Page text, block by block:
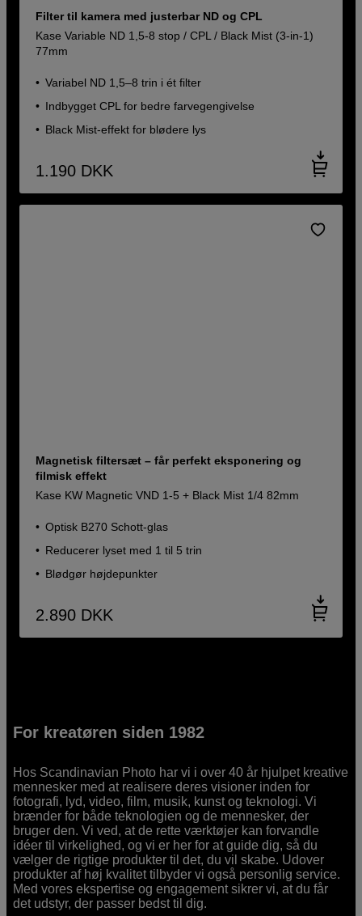
Filter til kamera med justerbar ND og CPL
Kase Variable ND 1,5-8 stop / CPL / Black Mist (3-in-1)
77mm
Variabel ND 1,5–8 trin i ét filter
Indbygget CPL for bedre farvegengivelse
Black Mist-effekt for blødere lys
1.190 DKK
Magnetisk filtersæt – får perfekt eksponering og
filmisk effekt
Kase KW Magnetic VND 1-5 + Black Mist 1/4 82mm
Optisk B270 Schott-glas
Reducerer lyset med 1 til 5 trin
Blødgør højdepunkter
2.890 DKK
For kreatøren siden 1982
Hos Scandinavian Photo har vi i over 40 år hjulpet kreative
mennesker med at realisere deres visioner inden for
fotografi, lyd, video, film, musik, kunst og teknologi. Vi
brænder for både teknologien og de mennesker, der
bruger den. Vi ved, at de rette værktøjer kan forvandle
idéer til virkelighed, og vi er her for at guide dig, så du
vælger de rigtige produkter til det, du vil skabe. Udover
produkter af høj kvalitet tilbyder vi også personlig service.
Med vores ekspertise og engagement sikrer vi, at du får
det udstyr, der passer bedst til dig.